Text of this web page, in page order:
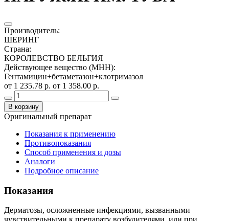
Производитель:
ШЕРИНГ
Страна:
КОРОЛЕВСТВО БЕЛЬГИЯ
Действующее вещество (МНН):
Гентамицин+бетаметазон+клотримазол
от 1 235.78 р. от 1 358.00 р.
В корзину
Оригинальный препарат
Показания к применению
Противопоказания
Способ применения и дозы
Аналоги
Подробное описание
Показания
Дерматозы, осложненные инфекциями, вызванными